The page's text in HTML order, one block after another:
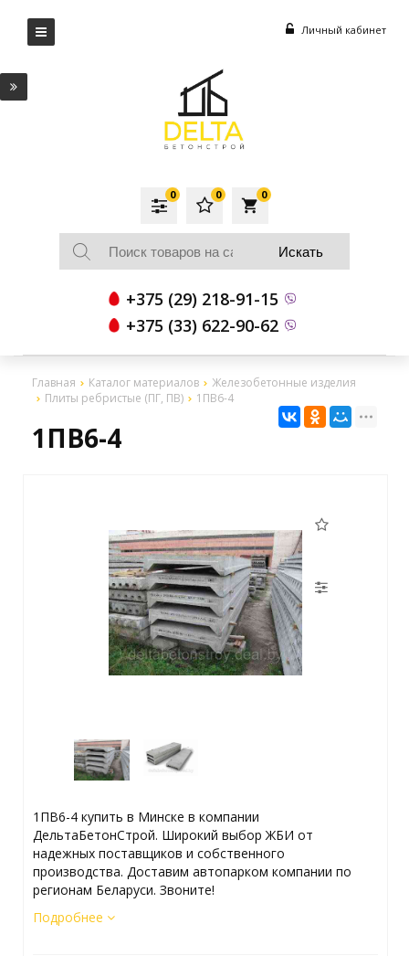
Личный кабинет
local_grocery_store
0
0
0
+375 (29) 218-91-15
+375 (33) 622-90-62
Главная Каталог материалов
Железобетонные изделия
Плиты ребристые (ПГ, ПВ)
1ПВ6-4
1ПВ6-4
1ПВ6-4 купить в Минске в компании
ДельтаБетонСтрой. Широкий выбор ЖБИ от
надежных поставщиков и собственного
производства. Доставим автопарком компании по
регионам Беларуси. Звоните!
Подробнее